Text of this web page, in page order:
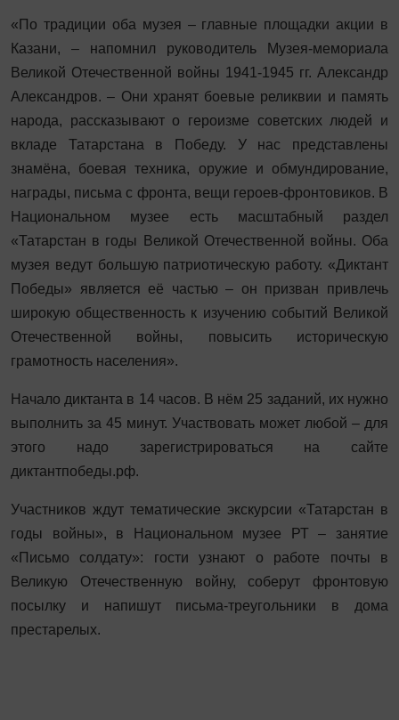
«По традиции оба музея – главные площадки акции в
Казани, – напомнил руководитель Музея-мемориала
Великой Отечественной войны 1941-1945 гг. Александр
Александров. – Они хранят боевые реликвии и память
народа, рассказывают о героизме советских людей и
вкладе Татарстана в Победу. У нас представлены
знамёна, боевая техника, оружие и обмундирование,
награды, письма с фронта, вещи героев-фронтовиков. В
Национальном музее есть масштабный раздел
«Татарстан в годы Великой Отечественной войны. Оба
музея ведут большую патриотическую работу. «Диктант
Победы» является её частью – он призван привлечь
широкую общественность к изучению событий Великой
Отечественной войны, повысить историческую
грамотность населения».
Начало диктанта в 14 часов. В нём 25 заданий, их нужно
выполнить за 45 минут. Участвовать может любой – для
этого надо зарегистрироваться на сайте
диктантпобеды.рф.
Участников ждут тематические экскурсии «Татарстан в
годы войны», в Национальном музее РТ – занятие
«Письмо солдату»: гости узнают о работе почты в
Великую Отечественную войну, соберут фронтовую
посылку и напишут письма-треугольники в дома
престарелых.